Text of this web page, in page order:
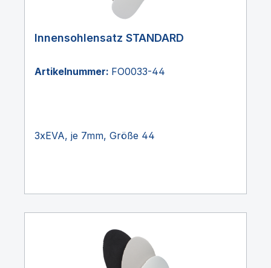
Innensohlensatz STANDARD
Artikelnummer: FO0033-44
3xEVA, je 7mm, Größe 44